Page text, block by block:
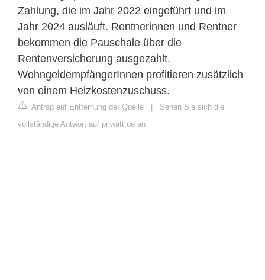
Zahlung, die im Jahr 2022 eingeführt und im
Jahr 2024 ausläuft. Rentnerinnen und Rentner
bekommen die Pauschale über die
Rentenversicherung ausgezahlt.
WohngeldempfängerInnen profitieren zusätzlich
von einem Heizkostenzuschuss.
Antrag auf Entfernung der Quelle | Sehen Sie sich die
vollständige Antwort auf priwatt.de an